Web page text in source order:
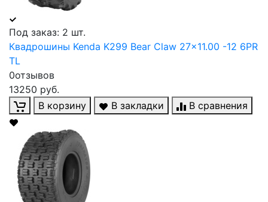
Под заказ: 2 шт.
Квадрошины Kenda K299 Bear Claw 27x11.00 -12 6PR
TL
0отзывов
13250 руб.
В корзину
В закладки В сравнения